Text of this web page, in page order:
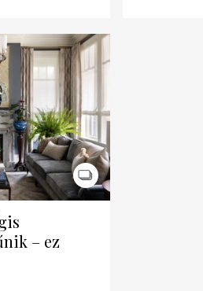
– ez